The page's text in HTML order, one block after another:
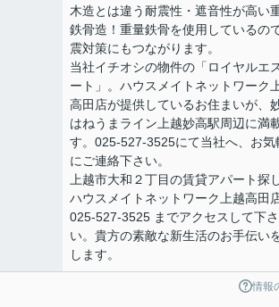
木造とは違う耐震性・遮音性が高い
鉄骨造！重量鉄骨を使用しているの
震対策にもつながります。
当社イチオシの物件の「ロイヤルエ
ート」。ハウスメイトネットワーク
高田店が提供しているお住まいが、
はねうまライン上越妙高駅周辺に満
す。025-527-3525にて当社へ、お気
にご連絡下さい。
上越市大和２丁目の賃貸アパート探
ハウスメイトネットワーク上越高田
025-527-3525 までアクセスして下さ
い。貴方の素敵な新生活のお手伝い
します。
情報